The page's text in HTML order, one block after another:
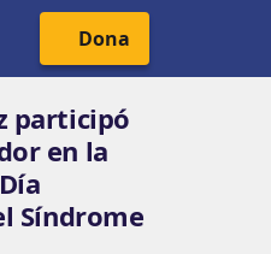
Dona
participó
en la
Síndrome